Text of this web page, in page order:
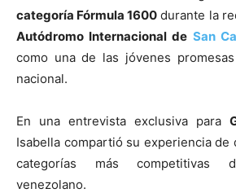
categoría Fórmula 1600 durante la
Autódromo Internacional de San
como una de las jóvenes
nacional.
En una entrevista exclusiva para
Isabella compartió su experiencia de
categorías más competitivas
venezolano.